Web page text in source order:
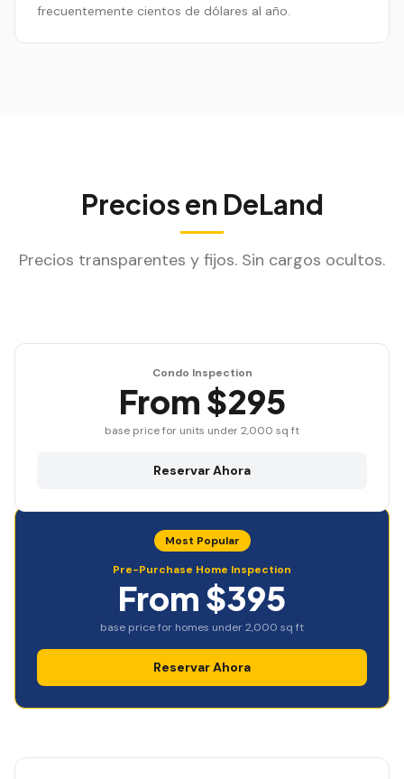
frecuentemente cientos de dólares al año.
Precios en DeLand
Precios transparentes y fijos. Sin cargos ocultos.
Condo Inspection
From $295
base price for units under 2,000 sq ft
Reservar Ahora
Most Popular
Pre-Purchase Home Inspection
From $395
base price for homes under 2,000 sq ft
Reservar Ahora